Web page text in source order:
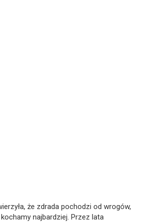
że zdrada pochodzi od wrogów,
najbardziej. Przez lata